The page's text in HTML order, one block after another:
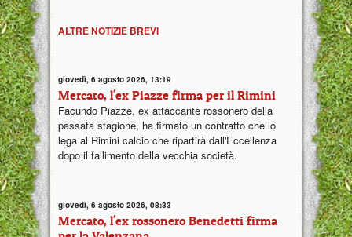
ALTRE NOTIZIE BREVI
giovedì, 6 agosto 2026, 13:19
Mercato, l'ex Piazze firma per il Rimini
Facundo Piazze, ex attaccante rossonero della
passata stagione, ha firmato un contratto che lo
lega al Rimini calcio che ripartirà dall'Eccellenza
dopo il fallimento della vecchia società.
giovedì, 6 agosto 2026, 08:33
Mercato, l'ex rossonero Benedetti firma